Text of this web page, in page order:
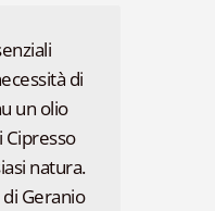
di
un olio
Cipresso
natura.
Geranio